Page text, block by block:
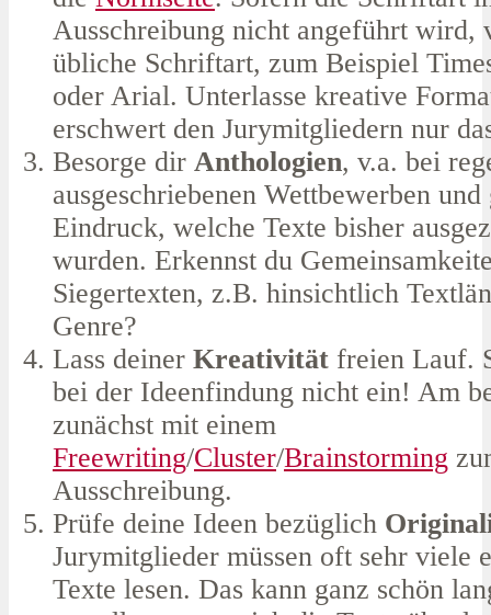
Ausschreibung nicht angeführt wird,
übliche Schriftart, zum Beispiel
oder Arial. Unterlasse kreative
erschwert den Jurymitgliedern nur
Besorge dir Anthologien, v.a. bei
ausgeschriebenen Wettbewerben
Eindruck, welche Texte bisher
wurden. Erkennst du
Siegertexten, z.B. hinsichtlich
Genre?
Lass deiner Kreativität freien Lauf.
bei der Ideenfindung nicht ein! Am
zunächst mit einem
Freewriting/Cluster/Brainstorming
Ausschreibung.
Prüfe deine Ideen bezüglich
Jurymitglieder müssen oft sehr viele
Texte lesen. Das kann ganz schön